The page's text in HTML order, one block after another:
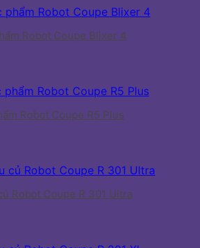
Robot Coupe Blixer 4
Robot Coupe R5 Plus
Robot Coupe R 301 Ultra